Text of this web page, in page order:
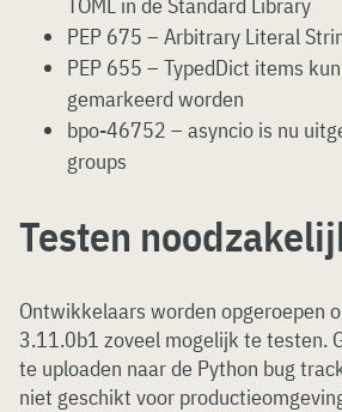
PEP 675 – Arbitrary Literal
PEP 655 – TypedDict items
gemarkeerd worden
bpo-46752 – asyncio is nu
groups
Testen
Ontwikkelaars worden opgeroepen
3.11.0b1 zoveel mogelijk te testen.
te uploaden naar de Python bug
niet geschikt voor